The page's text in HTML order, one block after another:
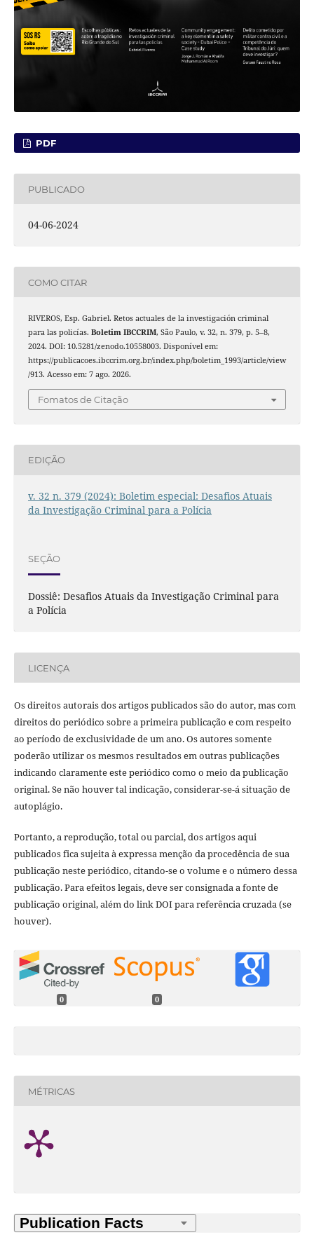
PDF
PUBLICADO
04-06-2024
COMO CITAR
RIVEROS, Esp. Gabriel. Retos actuales de la investigación criminal
para las policías. Boletim IBCCRIM, São Paulo, v. 32, n. 379, p. 5–8,
2024. DOI: 10.5281/zenodo.10558003. Disponível em:
https://publicacoes.ibccrim.org.br/index.php/boletim_1993/article/view
/913. Acesso em: 7 ago. 2026.
Fomatos de Citação
EDIÇÃO
v. 32 n. 379 (2024): Boletim especial: Desafios Atuais
da Investigação Criminal para a Polícia
SEÇÃO
Dossiê: Desafios Atuais da Investigação Criminal para
a Polícia
LICENÇA
Os direitos autorais dos artigos publicados são do autor, mas com
direitos do periódico sobre a primeira publicação e com respeito
ao período de exclusividade de um ano. Os autores somente
poderão utilizar os mesmos resultados em outras publicações
indicando claramente este periódico como o meio da publicação
original. Se não houver tal indicação, considerar-se-á situação de
autoplágio.
Portanto, a reprodução, total ou parcial, dos artigos aqui
publicados fica sujeita à expressa menção da procedência de sua
publicação neste periódico, citando-se o volume e o número dessa
publicação. Para efeitos legais, deve ser consignada a fonte de
publicação original, além do link DOI para referência cruzada (se
houver).
0 0
MÉTRICAS